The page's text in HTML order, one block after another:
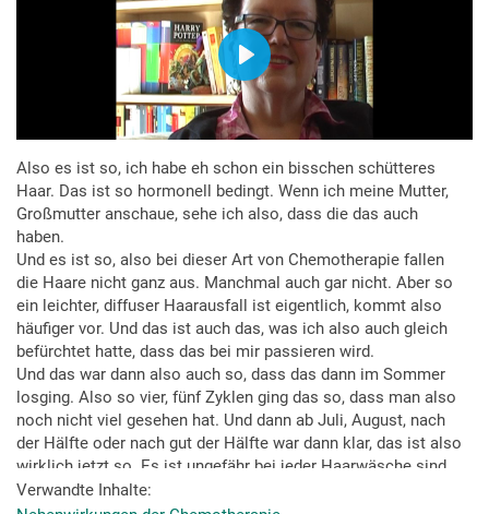
Also es ist so, ich habe eh schon ein bisschen schütteres
Haar. Das ist so hormonell bedingt. Wenn ich meine Mutter,
Großmutter anschaue, sehe ich also, dass die das auch
haben.
Und es ist so, also bei dieser Art von Chemotherapie fallen
die Haare nicht ganz aus. Manchmal auch gar nicht. Aber so
ein leichter, diffuser Haarausfall ist eigentlich, kommt also
häufiger vor. Und das ist auch das, was ich also auch gleich
befürchtet hatte, dass das bei mir passieren wird.
Und das war dann also auch so, dass das dann im Sommer
losging. Also so vier, fünf Zyklen ging das so, dass man also
noch nicht viel gesehen hat. Und dann ab Juli, August, nach
der Hälfte oder nach gut der Hälfte war dann klar, das ist also
wirklich jetzt so. Es ist ungefähr bei jeder Haarwäsche sind
die Haare so, also eine Hand voll richtig ausgegangen
Verwandte Inhalte